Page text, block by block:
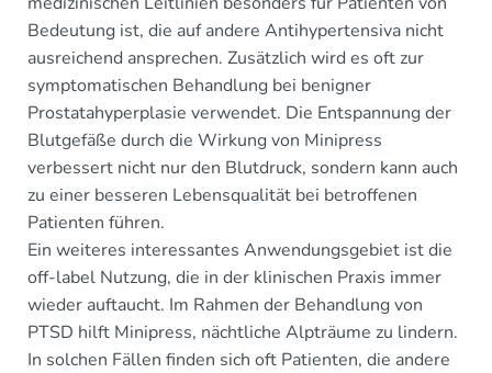
Bedeutung ist, die auf andere Antihypertensiva nicht
ausreichend ansprechen. Zusätzlich wird es oft zur
symptomatischen Behandlung bei benigner
Prostatahyperplasie verwendet. Die Entspannung der
Blutgefäße durch die Wirkung von Minipress
verbessert nicht nur den Blutdruck, sondern kann auch
zu einer besseren Lebensqualität bei betroffenen
Patienten führen.
Ein weiteres interessantes Anwendungsgebiet ist die
off-label Nutzung, die in der klinischen Praxis immer
wieder auftaucht. Im Rahmen der Behandlung von
PTSD hilft Minipress, nächtliche Alpträume zu lindern.
In solchen Fällen finden sich oft Patienten, die andere